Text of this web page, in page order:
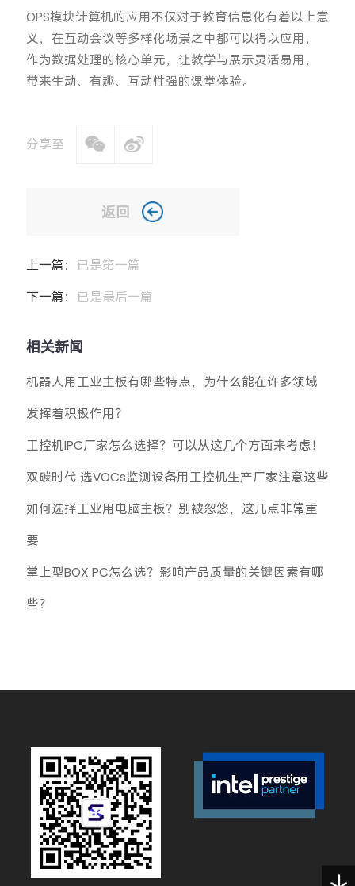
OPS模块计算机的应用不仅对于教育信息化有着以上意
义，在互动会议等多样化场景之中都可以得以应用，
作为数据处理的核心单元，让教学与展示灵活易用，
带来生动、有趣、互动性强的课堂体验。
分享至
返回
上一篇： 已是第一篇
下一篇： 已是最后一篇
相关新闻
机器人用工业主板有哪些特点，为什么能在许多领域
发挥着积极作用？
工控机IPC厂家怎么选择？可以从这几个方面来考虑！
双碳时代 选VOCs监测设备用工控机生产厂家注意这些
如何选择工业用电脑主板？别被忽悠，这几点非常重
要
掌上型BOX PC怎么选？影响产品质量的关键因素有哪
些？